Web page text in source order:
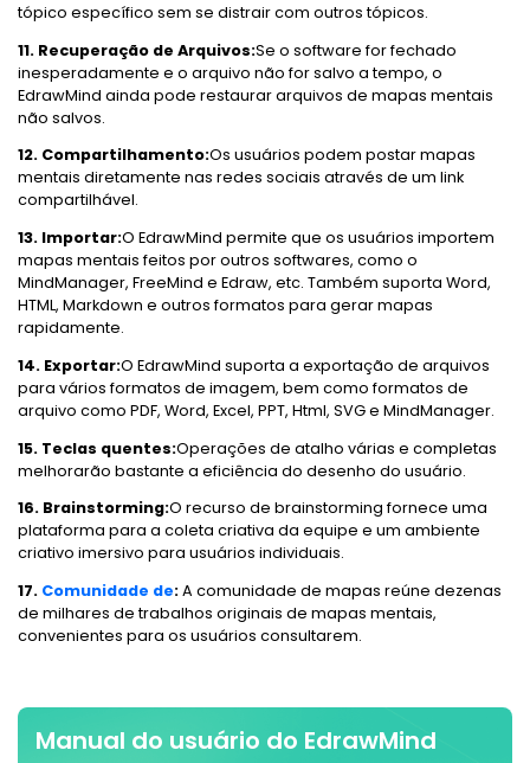
tópico específico sem se distrair com outros tópicos.
11. Recuperação de Arquivos:Se o software for fechado
inesperadamente e o arquivo não for salvo a tempo, o
EdrawMind ainda pode restaurar arquivos de mapas mentais
não salvos.
12. Compartilhamento:Os usuários podem postar mapas
mentais diretamente nas redes sociais através de um link
compartilhável.
13. Importar:O EdrawMind permite que os usuários importem
mapas mentais feitos por outros softwares, como o
MindManager, FreeMind e Edraw, etc. Também suporta Word,
HTML, Markdown e outros formatos para gerar mapas
rapidamente.
14. Exportar:O EdrawMind suporta a exportação de arquivos
para vários formatos de imagem, bem como formatos de
arquivo como PDF, Word, Excel, PPT, Html, SVG e MindManager.
15. Teclas quentes:Operações de atalho várias e completas
melhorarão bastante a eficiência do desenho do usuário.
16. Brainstorming:O recurso de brainstorming fornece uma
plataforma para a coleta criativa da equipe e um ambiente
criativo imersivo para usuários individuais.
17. Comunidade de:A comunidade de mapas reúne dezenas
de milhares de trabalhos originais de mapas mentais,
convenientes para os usuários consultarem.
Manual do usuário do EdrawMind